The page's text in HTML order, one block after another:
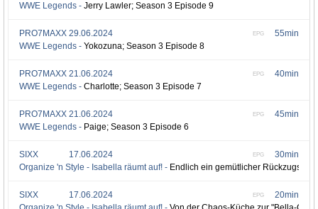
WWE Legends - Jerry Lawler; Season 3 Episode 9
55min
EPG
PRO7MAXX 29.06.2024
WWE Legends - Yokozuna; Season 3 Episode 8
40min
EPG
PRO7MAXX 21.06.2024
WWE Legends - Charlotte; Season 3 Episode 7
45min
EPG
PRO7MAXX 21.06.2024
WWE Legends - Paige; Season 3 Episode 6
30min
EPG
SIXX
17.06.2024
Organize 'n Style - Isabella räumt auf! - Endlich ein gemütlicher Rückzugsort
20min
EPG
SIXX
17.06.2024